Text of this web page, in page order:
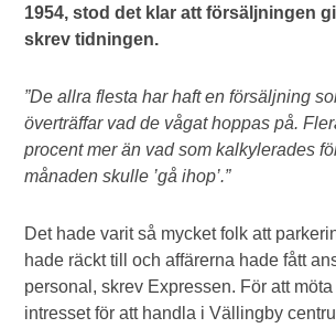
1954, stod det klar att försäljningen
skrev tidningen.
”De allra flesta har haft en försäljning
överträffar vad de vågat hoppas på.
procent mer än vad som kalkylerades
månaden skulle ’gå ihop’.”
Det hade varit så mycket folk att
hade räckt till och affärerna hade fått
personal, skrev Expressen. För att möta
intresset för att handla i Vällingby